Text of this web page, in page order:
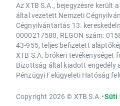
Az XTB S.A., bejegyzésre került
által vezetett Nemzeti
Cégnyilvántartás 13.
0000217580, REGON szám:
43-955, teljes befizetett
XTB S.A. brókeri tevékenységet
Bizottság által kiadott engedély
Pénzügyi Felügyeleti Hatóság
Copyright 2026 © XTB S.A.•Süti